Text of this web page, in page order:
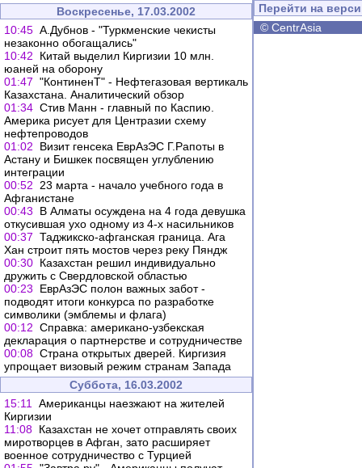
Воскресенье, 17.03.2002
10:45 А.Дубнов - "Туркменские чекисты
незаконно обогащались"
10:42
Китай выделил Киргизии 10 млн.
юаней на оборону
01:47 "КонтиненТ" - Нефтегазовая вертикаль
Казахстана. Аналитический обзор
01:34 Стив Манн - главный по Каспию.
Америка рисует для Центразии схему
нефтепроводов
01:02
Визит генсека ЕврАзЭС Г.Рапоты в
Астану и Бишкек посвящен углублению
интеграции
00:52
23 марта - начало учебного года в
Афганистане
00:43
В Алматы осуждена на 4 года девушка
откусившая ухо одному из 4-х насильников
00:37 Таджикско-афганская граница. Ага
Хан строит пять мостов через реку Пяндж
00:30 Казахстан решил индивидуально
дружить с Свердловской областью
00:23
ЕврАзЭС полон важных забот -
подводят итоги конкурса по разработке
символики (эмблемы и флага)
00:12 Справка: американо-узбекская
декларация о партнерстве и сотрудничестве
00:08 Страна открытых дверей. Киргизия
упрощает визовый режим странам Запада
Суббота, 16.03.2002
15:11
Американцы наезжают на жителей
Киргизии
11:08 Казахстан не хочет отправлять своих
миротворцев в Афган, зато расширяет
военное сотрудничество с Турцией
Перейти на
© CentrAsia